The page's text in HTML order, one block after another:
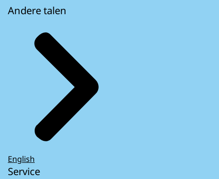
Andere talen
English
Service